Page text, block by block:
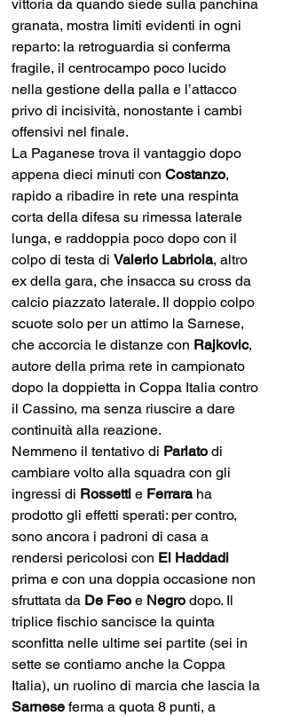
vittoria da quando siede sulla panchina
granata, mostra limiti evidenti in ogni
reparto: la retroguardia si conferma
fragile, il centrocampo poco lucido
nella gestione della palla e l’attacco
privo di incisività, nonostante i cambi
offensivi nel finale.
La Paganese trova il vantaggio dopo
appena dieci minuti con Costanzo,
rapido a ribadire in rete una respinta
corta della difesa su rimessa laterale
lunga, e raddoppia poco dopo con il
colpo di testa di Valerio Labriola, altro
ex della gara, che insacca su cross da
calcio piazzato laterale. Il doppio colpo
scuote solo per un attimo la Sarnese,
che accorcia le distanze con Rajkovic,
autore della prima rete in campionato
dopo la doppietta in Coppa Italia contro
il Cassino, ma senza riuscire a dare
continuità alla reazione.
Nemmeno il tentativo di Parlato di
cambiare volto alla squadra con gli
ingressi di Rossetti e Ferrara ha
prodotto gli effetti sperati: per contro,
sono ancora i padroni di casa a
rendersi pericolosi con El Haddadi
prima e con una doppia occasione non
sfruttata da De Feo e Negro dopo. Il
triplice fischio sancisce la quinta
sconfitta nelle ultime sei partite (sei in
sette se contiamo anche la Coppa
Italia), un ruolino di marcia che lascia la
Sarnese ferma a quota 8 punti, a